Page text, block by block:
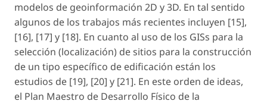
modelos de geoinformación 2D y 3D. En tal sentido
algunos de los trabajos más recientes incluyen [15],
[16], [17] y [18]. En cuanto al uso de los GISs para la
selección (localización) de sitios para la construcción
de un tipo específico de edificación están los
estudios de [19], [20] y [21]. En este orden de ideas,
el Plan Maestro de Desarrollo Físico de la